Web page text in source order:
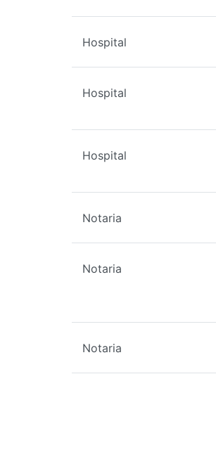
Hospital
Hospital
Hospital
Notaria
Notaria
Notaria